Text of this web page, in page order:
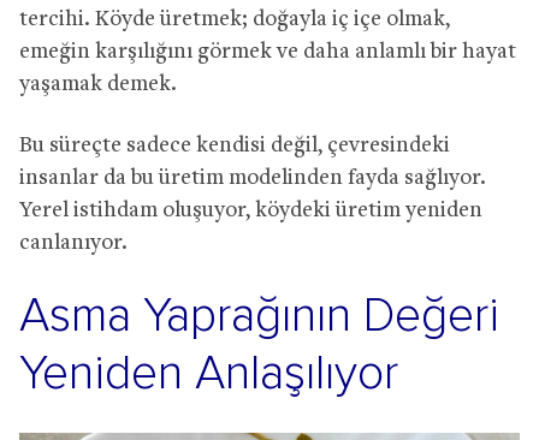
tercihi. Köyde üretmek; doğayla iç içe olmak,
emeğin karşılığını görmek ve daha anlamlı bir hayat
yaşamak demek.
Bu süreçte sadece kendisi değil, çevresindeki
insanlar da bu üretim modelinden fayda sağlıyor.
Yerel istihdam oluşuyor, köydeki üretim yeniden
canlanıyor.
Asma Yaprağının Değeri
Yeniden Anlaşılıyor